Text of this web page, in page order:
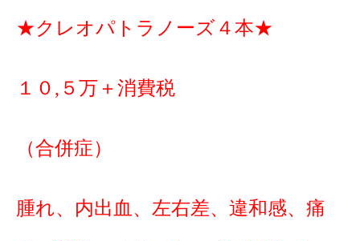
★クレオパトラノーズ４本★
１０,５万＋消費税
（合併症）
腫れ、内出血、左右差、違和感、痛